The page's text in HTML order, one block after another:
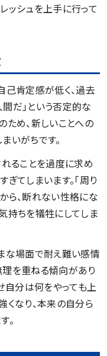
ッシュを上手に行って
己肯定感が低く、過去
だ」という否定的な
ため、新しいことへの
いがちです。
れることを過度に求め
てしまいます。「周り
ら、断れない性格にな
持ちを犠牲にしてしま
な場面で耐え難い感情
を重ねる傾向があり
自分は何をやっても上
くなり、本来の自分ら
。